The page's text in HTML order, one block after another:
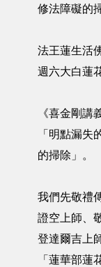
修法障礙的
法王蓮生活
週六大白蓮
《喜金剛講
「明點漏失
的掃除」。
我們先敬禮
證空上師、
登達爾吉上
「蓮華部蓮